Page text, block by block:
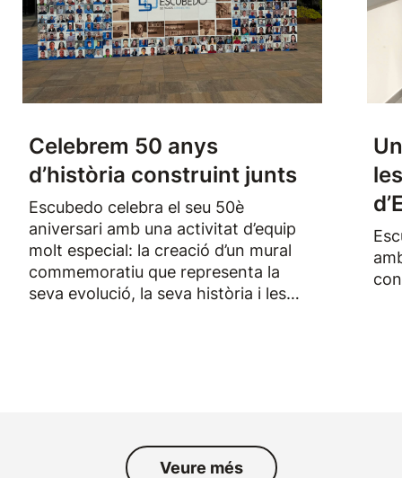
Celebrem 50 anys
d’història construint junts
Escubedo celebra el seu 50è
aniversari amb una activitat d’equip
molt especial: la creació d’un mural
commemoratiu que representa la
seva evolució, la seva història i les
Veure més